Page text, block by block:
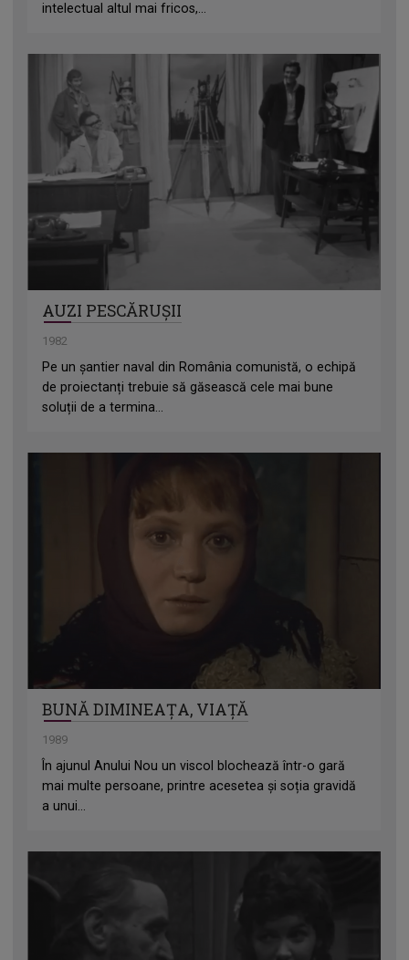
intelectual altul mai fricos,...
AUZI PESCĂRUȘII
1982
Pe un șantier naval din România comunistă, o echipă
de proiectanți trebuie să găsească cele mai bune
soluții de a termina...
BUNĂ DIMINEAȚA, VIAȚĂ
1989
În ajunul Anului Nou un viscol blochează într-o gară
mai multe persoane, printre acesetea și soția gravidă
a unui...